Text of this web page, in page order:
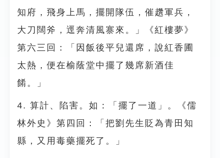
知府，飛身上馬，擺開隊伍，催趲軍兵，
大刀闊斧，逕奔清風寨來。」《紅樓夢》
第六三回：「因飯後平兒還席，說紅香圃
太熱，便在榆蔭堂中擺了幾席新酒佳
餚。」
4. 算計、陷害。如：「擺了一道」。《儒
林外史》第四回：「把劉先生貶為青田知
縣，又用毒藥擺死了。」